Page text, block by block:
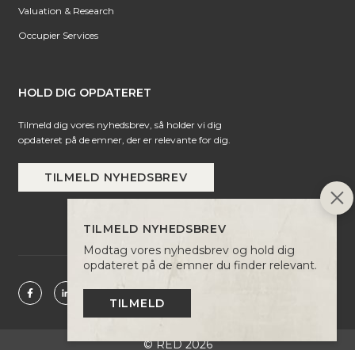
Valuation & Research
Occupier Services
HOLD DIG OPDATERET
Tilmeld dig vores nyhedsbrev, så holder vi dig
opdateret på de emner, der er relevante for dig.
TILMELD NYHEDSBREV
© RED 2026
TILMELD NYHEDSBREV
Modtag vores nyhedsbrev og hold dig
opdateret på de emner du finder relevant.
TILMELD